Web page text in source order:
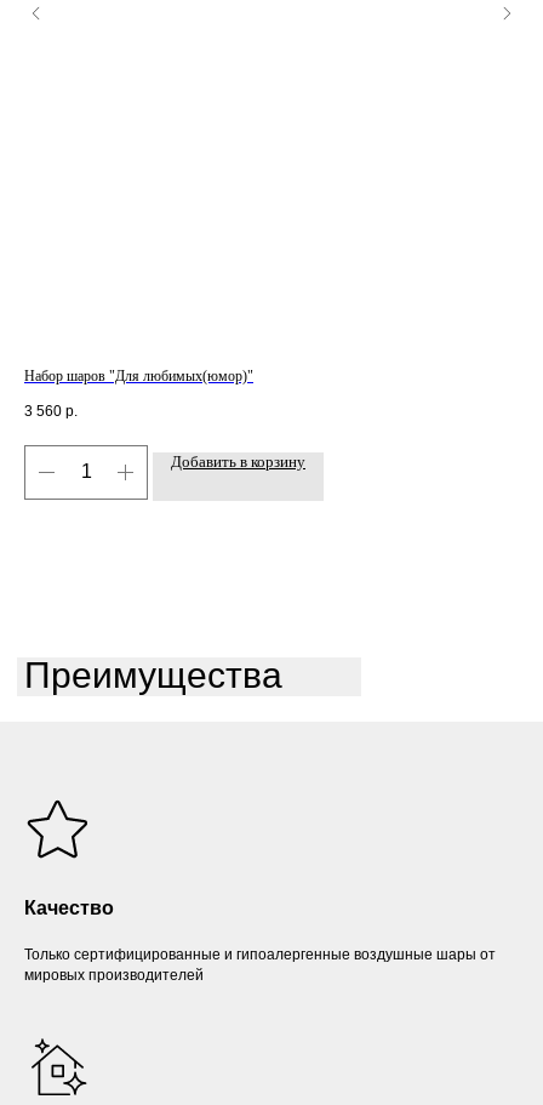
Набор шаров "Для любимых(юмор)"
3 560 р.
Добавить в корзину
Преимущества
Качество
Только сертифицированные и гипоалергенные воздушные шары от
мировых производителей